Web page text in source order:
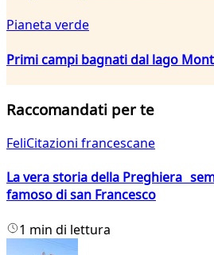
Pianeta verde
Primi campi bagnati dal lago
Raccomandati per te
FeliCitazioni francescane
La vera storia della Preghiera
famoso di san Francesco
1 min di lettura